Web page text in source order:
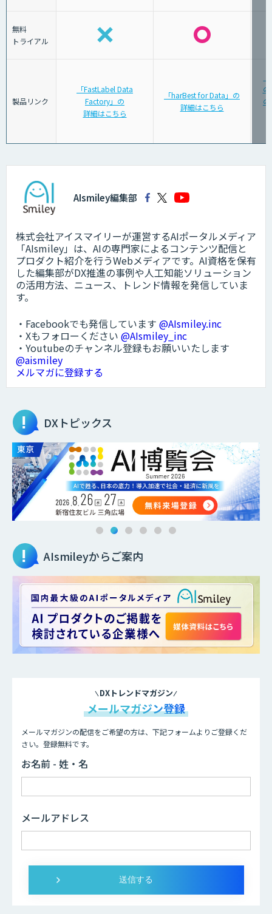
無料
トライアル
製品リンク
「FastLabel Data
Factory」の
詳細はこちら
「harBest for Data」の
詳細はこちら
AIsmiley編集部
株式会社アイスマイリーが運営するAIポータルメディア
「AIsmiley」は、AIの専門家によるコンテンツ配信と
プロダクト紹介を行うWebメディアです。AI資格を保有
した編集部がDX推進の事例や人工知能ソリューション
の活用方法、ニュース、トレンド情報を発信していま
す。
・Facebookでも発信しています @AIsmiley.inc
・Xもフォローください @AIsmiley_inc
・Youtubeのチャンネル登録もお願いいたします
@aismiley
メルマガに登録する
DXトピックス
AIsmileyからご案内
DXトレンドマガジン
メールマガジン登録
メールマガジンの配信をご希望の方は、下記フォームよりご登録くだ
さい。登録無料です。
お名前 - 姓・名
メールアドレス